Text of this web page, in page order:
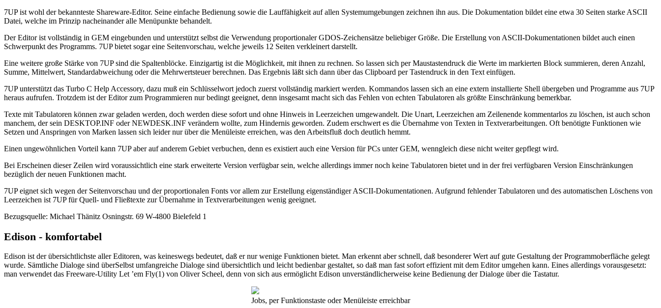
7UP ist wohl der bekannteste Shareware-Editor. Seine einfache Bedienung sowie die Lauffähigkeit auf allen Systemumgebungen zeichnen ihn aus. Die Dokumentation bildet eine etwa 30 Seiten starke ASCII
Datei, welche im Prinzip nacheinander alle Menüpunkte behandelt.
Der Editor ist vollständig in GEM eingebunden und unterstützt selbst die Verwendung proportionaler GDOS-Zeichensätze beliebiger Größe. Die Erstellung von ASCII-Dokumentationen bildet auch einen
Schwerpunkt des Programms. 7UP bietet sogar eine Seitenvorschau, welche jeweils 12 Seiten verkleinert darstellt.
Eine weitere große Stärke von 7UP sind die Spaltenblöcke. Einzigartig ist die Möglichkeit, mit ihnen zu rechnen. So lassen sich per Maustastendruck die Werte im markierten Block summieren, deren Anzahl,
Summe, Mittelwert, Standardabweichung oder die Mehrwertsteuer berechnen. Das Ergebnis läßt sich dann über das Clipboard per Tastendruck in den Text einfügen.
7UP unterstützt das Turbo C Help Accessory, dazu muß ein Schlüsselwort jedoch zuerst vollständig markiert werden. Kommandos lassen sich an eine extern installierte Shell übergeben und Programme aus 7UP
heraus aufrufen. Trotzdem ist der Editor zum Programmieren nur bedingt geeignet, denn insgesamt macht sich das Fehlen von echten Tabulatoren als größte Einschränkung bemerkbar.
Texte mit Tabulatoren können zwar geladen werden, doch werden diese sofort und ohne Hinweis in Leerzeichen umgewandelt. Die Unart, Leerzeichen am Zeilenende kommentarlos zu löschen, ist auch schon
manchem, der sein DESKTOP.INF oder NEWDESK.INF verändern wollte, zum Hindernis geworden. Zudem erschwert es die Übernahme von Texten in Textverarbeitungen. Oft benötigte Funktionen wie
Setzen und Anspringen von Marken lassen sich leider nur über die Menüleiste erreichen, was den Arbeitsfluß doch deutlich hemmt.
Einen ungewöhnlichen Vorteil kann 7UP aber auf anderem Gebiet verbuchen, denn es existiert auch eine Version für PCs unter GEM, wenngleich diese nicht weiter gepflegt wird.
Bei Erscheinen dieser Zeilen wird voraussichtlich eine stark erweiterte Version verfügbar sein, welche allerdings immer noch keine Tabulatoren bietet und in der frei verfügbaren Version Einschränkungen
bezüglich der neuen Funktionen macht.
7UP eignet sich wegen der Seitenvorschau und der proportionalen Fonts vor allem zur Erstellung eigenständiger ASCII-Dokumentationen. Aufgrund fehlender Tabulatoren und des automatischen Löschens von
Leerzeichen ist 7UP für Quell- und Fließtexte zur Übernahme in Textverarbeitungen wenig geeignet.
Bezugsquelle: Michael Thänitz Osningstr. 69 W-4800 Bielefeld 1
Edison - komfortabel
Edison ist der übersichtlichste aller Editoren, was keineswegs bedeutet, daß er nur wenige Funktionen bietet. Man erkennt aber schnell, daß besonderer Wert auf gute Gestaltung der Programmoberfläche gelegt
wurde. Sämtliche Dialoge sind überSelbst umfangreiche Dialoge sind übersichtlich und leicht bedienbar gestaltet, so daß man fast sofort effizient mit dem Editor umgehen kann. Eines allerdings vorausgesetzt:
man verwendet das Freeware-Utility Let ’em Fly(1) von Oliver Scheel, denn von sich aus ermöglicht Edison unverständlicherweise keine Bedienung der Dialoge über die Tastatur.
Jobs, per Funktionstaste oder Menüleiste erreichbar